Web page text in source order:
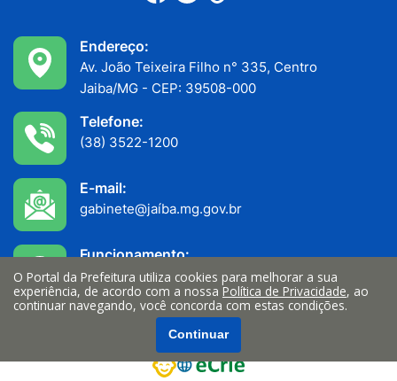
Endereço:
Av. João Teixeira Filho n° 335, Centro
Jaiba/MG - CEP: 39508-000
Telefone:
(38) 3522-1200
E-mail:
gabinete@jaíba.mg.gov.br
Funcionamento:
Atendimento ao público: 7h às 11h
Serviços internos: 13h às 17h
O Portal da Prefeitura utiliza cookies para melhorar a sua
experiência, de acordo com a nossaPolítica de Privacidade, ao
continuar navegando, você concorda com estas condições.
Continuar